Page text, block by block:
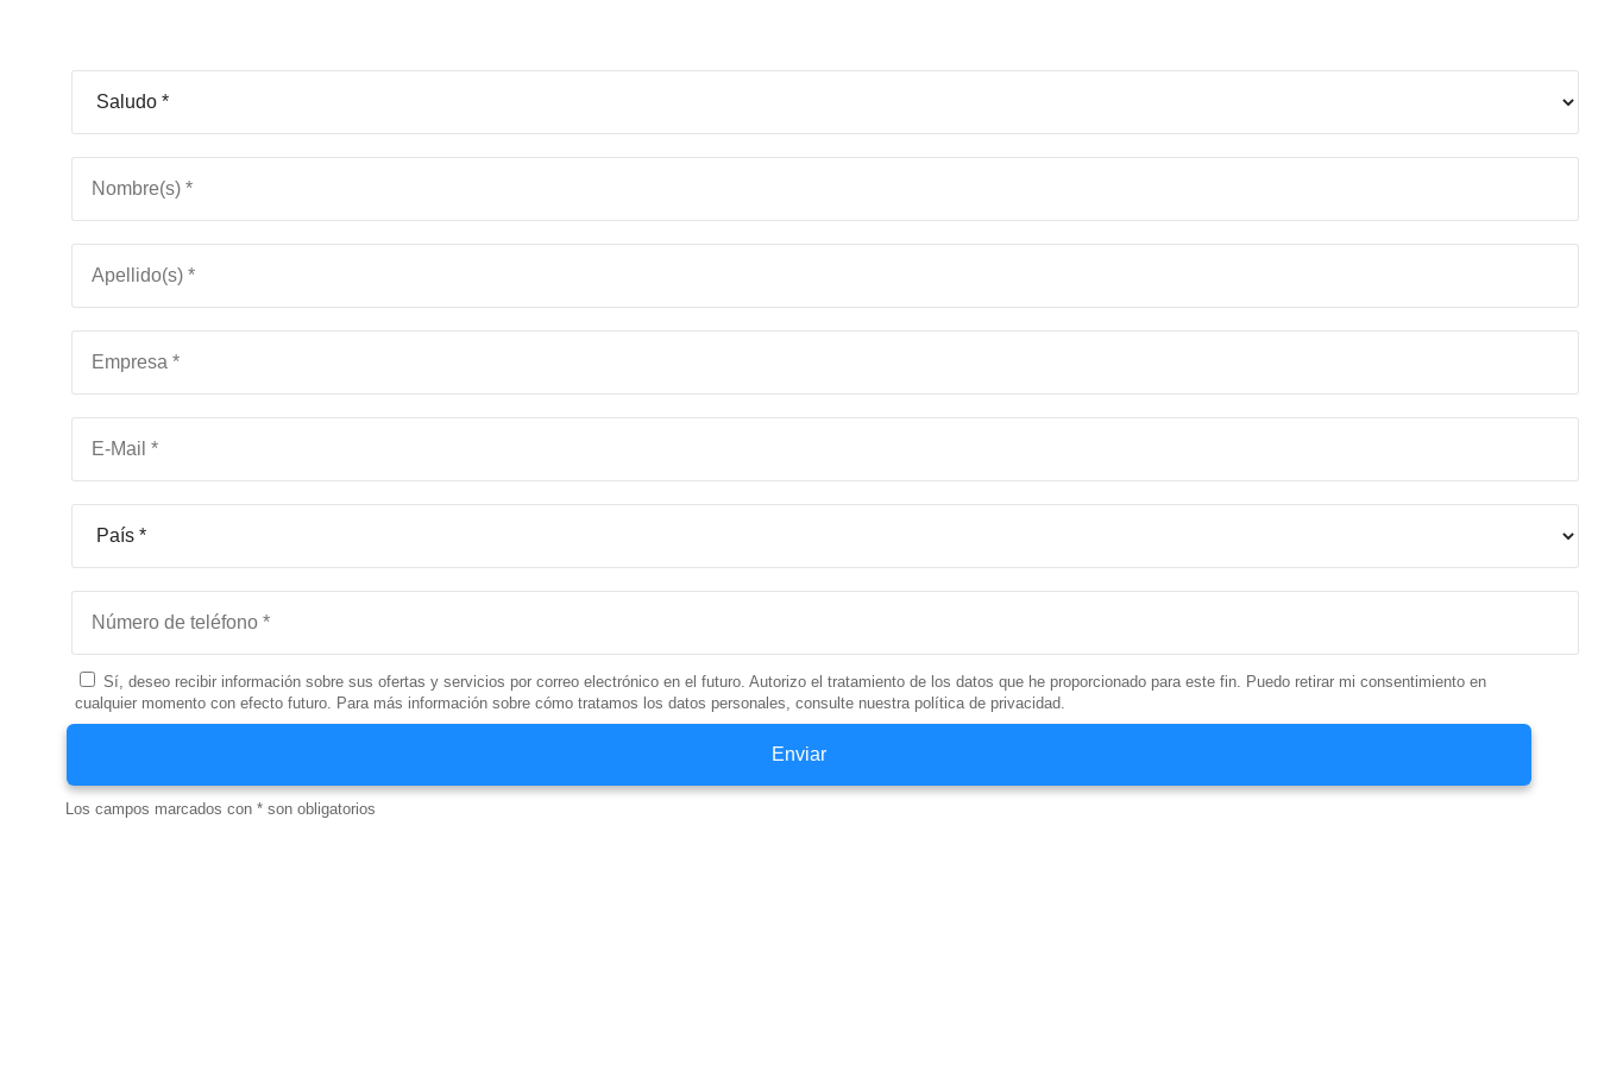
Sí, deseo recibir información sobre sus ofertas y servicios por correo electrónico en el futuro. Autorizo el tratamiento de los datos que he proporcionado para este fin. Puedo retirar mi consentimiento en
cualquier momento con efecto futuro. Para más información sobre cómo tratamos los datos personales, consulte nuestra política de privacidad.
Los campos marcados con * son obligatorios